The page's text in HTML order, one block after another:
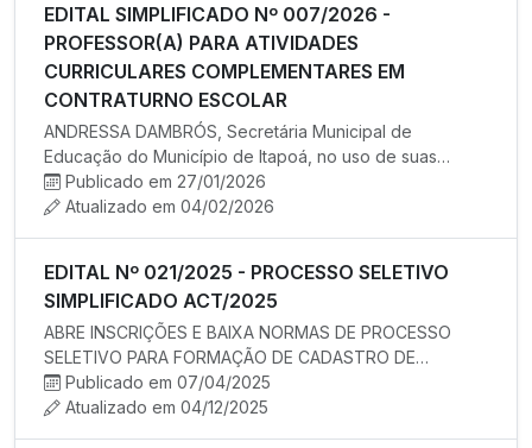
EDITAL SIMPLIFICADO Nº 007/2026 -
PROFESSOR(A) PARA ATIVIDADES
CURRICULARES COMPLEMENTARES EM
CONTRATURNO ESCOLAR
ANDRESSA DAMBRÓS, Secretária Municipal de
Educação do Município de Itapoá, no uso de suas
atribuições legais, torna públ…
Publicado em 27/01/2026
Atualizado em 04/02/2026
EDITAL Nº 021/2025 - PROCESSO SELETIVO
SIMPLIFICADO ACT/2025
ABRE INSCRIÇÕES E BAIXA NORMAS DE PROCESSO
SELETIVO PARA FORMAÇÃO DE CADASTRO DE
RESERVA PARA EVENTUAL CONTRATAÇÃO TEMPO…
Publicado em 07/04/2025
Atualizado em 04/12/2025